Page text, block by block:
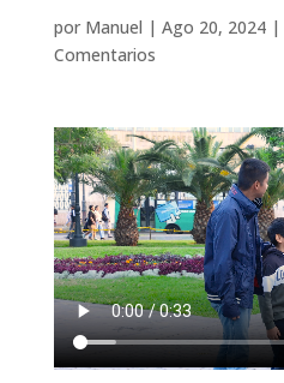
por Manuel | Ago 20, 2024|
Comentarios